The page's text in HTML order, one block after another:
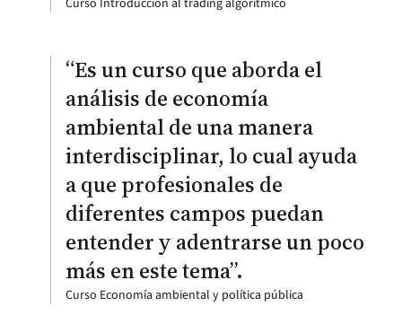
Curso Introducción al trading algorítmico
“Es un curso que aborda el
análisis de economía
ambiental de una manera
interdisciplinar, lo cual ayuda
a que profesionales de
diferentes campos puedan
entender y adentrarse un poco
más en este tema”.
Curso Economía ambiental y política pública